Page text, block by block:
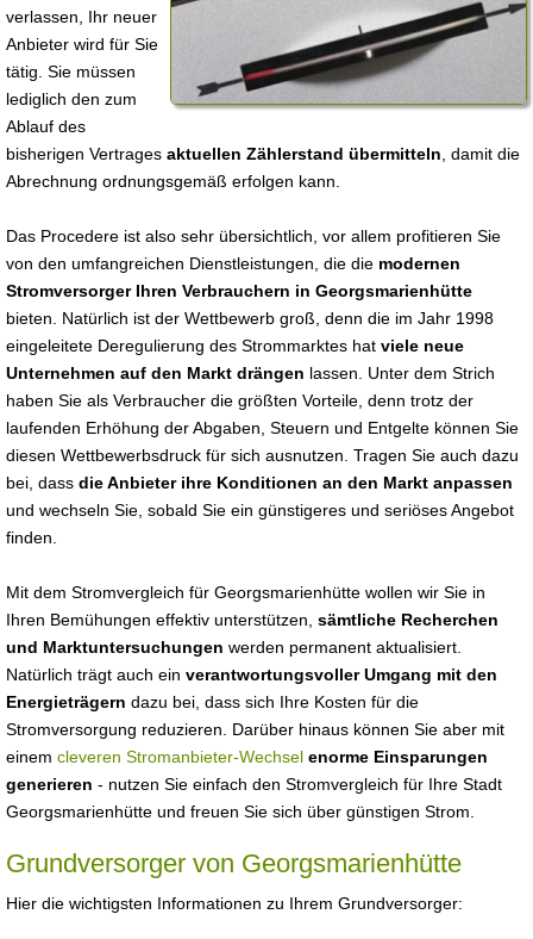
verlassen, Ihr neuer
Anbieter wird für Sie
tätig. Sie müssen
lediglich den zum
Ablauf des
bisherigen Vertrages aktuellen Zählerstand übermitteln , damit die
Abrechnung ordnungsgemäß erfolgen kann.
Das Procedere ist also sehr übersichtlich, vor allem profitieren Sie
von den umfangreichen Dienstleistungen, die die modernen
Stromversorger Ihren Verbrauchern in Georgsmarienhütte
bieten. Natürlich ist der Wettbewerb groß, denn die im Jahr 1998
eingeleitete Deregulierung des Strommarktes hat viele neue
Unternehmen auf den Markt drängen lassen. Unter dem Strich
haben Sie als Verbraucher die größten Vorteile, denn trotz der
laufenden Erhöhung der Abgaben, Steuern und Entgelte können Sie
diesen Wettbewerbsdruck für sich ausnutzen. Tragen Sie auch dazu
bei, dass die Anbieter ihre Konditionen an den Markt anpassen
und wechseln Sie, sobald Sie ein günstigeres und seriöses Angebot
finden.
Mit dem Stromvergleich für Georgsmarienhütte wollen wir Sie in
Ihren Bemühungen effektiv unterstützen, sämtliche Recherchen
und Marktuntersuchungen werden permanent aktualisiert.
Natürlich trägt auch ein verantwortungsvoller Umgang mit den
Energieträgern dazu bei, dass sich Ihre Kosten für die
Stromversorgung reduzieren. Darüber hinaus können Sie aber mit
einem cleveren Stromanbieter-Wechsel enorme Einsparungen
generieren - nutzen Sie einfach den Stromvergleich für Ihre Stadt
Georgsmarienhütte und freuen Sie sich über günstigen Strom.
Grundversorger von Georgsmarienhütte
Hier die wichtigsten Informationen zu Ihrem Grundversorger: